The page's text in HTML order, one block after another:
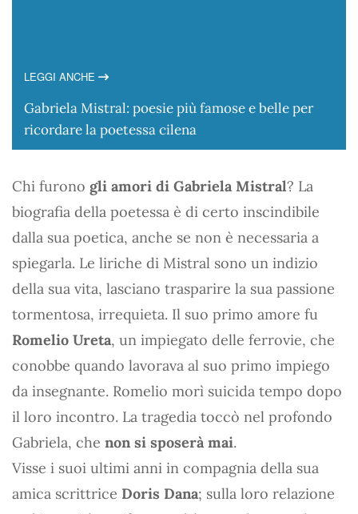
LEGGI ANCHE
Gabriela Mistral: poesie più famose e belle per
ricordare la poetessa cilena
Chi furono gli amori di Gabriela Mistral? La
biografia della poetessa è di certo inscindibile
dalla sua poetica, anche se non è necessaria a
spiegarla. Le liriche di Mistral sono un indizio
della sua vita, lasciano trasparire la sua passione
tormentosa, irrequieta. Il suo primo amore fu
Romelio Ureta, un impiegato delle ferrovie, che
conobbe quando lavorava al suo primo impiego
da insegnante. Romelio morì suicida tempo dopo
il loro incontro. La tragedia toccò nel profondo
Gabriela, che non si sposerà mai.
Visse i suoi ultimi anni in compagnia della sua
amica scrittrice Doris Dana; sulla loro relazione